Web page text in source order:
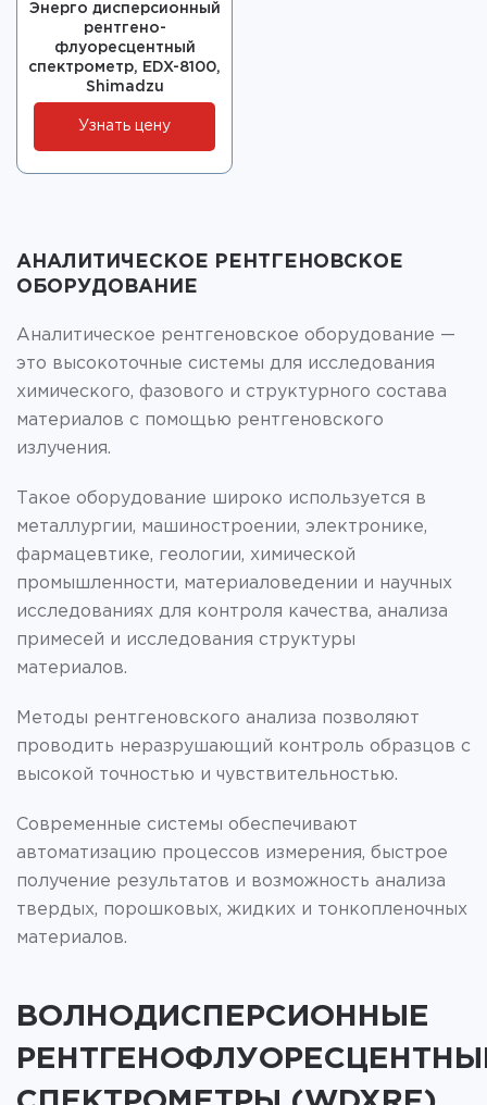
Энерго дисперсионный
рентгено-
флуоресцентный
спектрометр, EDX-8100,
Shimadzu
Узнать цену
АНАЛИТИЧЕСКОЕ РЕНТГЕНОВСКОЕ
ОБОРУДОВАНИЕ
Аналитическое рентгеновское оборудование —
это высокоточные системы для исследования
химического, фазового и структурного состава
материалов с помощью рентгеновского
излучения.
Такое оборудование широко используется в
металлургии, машиностроении, электронике,
фармацевтике, геологии, химической
промышленности, материаловедении и научных
исследованиях для контроля качества, анализа
примесей и исследования структуры
материалов.
Методы рентгеновского анализа позволяют
проводить неразрушающий контроль образцов с
высокой точностью и чувствительностью.
Современные системы обеспечивают
автоматизацию процессов измерения, быстрое
получение результатов и возможность анализа
твердых, порошковых, жидких и тонкопленочных
материалов.
ВОЛНОДИСПЕРСИОННЫЕ